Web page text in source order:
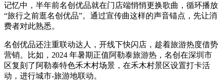
记忆中，半年前名创优品就在门店端悄悄更换歌曲，循环播放
“旅行之前逛名创优品”。通过宣传曲这样的声音锚点，先让消
费者对此熟悉。
名创优品还注重联动达人，开线下快闪店，趁着旅游热度借势
营销。比如，2024 年暑期正值阿勒泰旅游热，名创在深圳市
区复刻了阿勒泰特色禾木村场景，在禾木村景区设置打卡活
动，进行城市-旅游地联动。